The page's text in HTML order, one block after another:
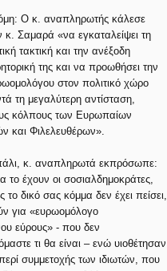
Ο κ. αναπληρωτής κάλεσε
κ. Σαμαρά «να εγκαταλείψει τη
τακτική και την ανέξοδη
της και να προωθήσει την
στον πολιτικό χώρο
τη μεγαλύτερη αντίσταση,
κόλπους των Ευρωπαίων
και Φιλελευθέρων».
κ. αναπληρωτά εκπρόσωπε:
το έχουν οι σοσιαλδημοκράτες,
το δικό σας κόμμα δεν έχει πείσει,
για «ευρωομόλογο
εύρους» - που δεν
τι θα είναι – ενώ υιοθέτησαν
συμμετοχής των ιδιωτών, που